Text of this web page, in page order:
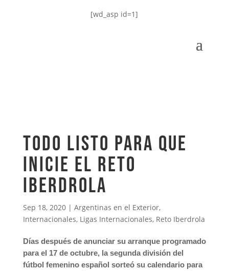
[wd_asp id=1]
Todo listo para que
inicie el Reto
Iberdrola
Sep 18, 2020| Argentinas en el Exterior,
Internacionales, Ligas Internacionales, Reto Iberdrola
Días después de anunciar su arranque programado
para el 17 de octubre, la segunda división del
fútbol femenino español sorteó su calendario para